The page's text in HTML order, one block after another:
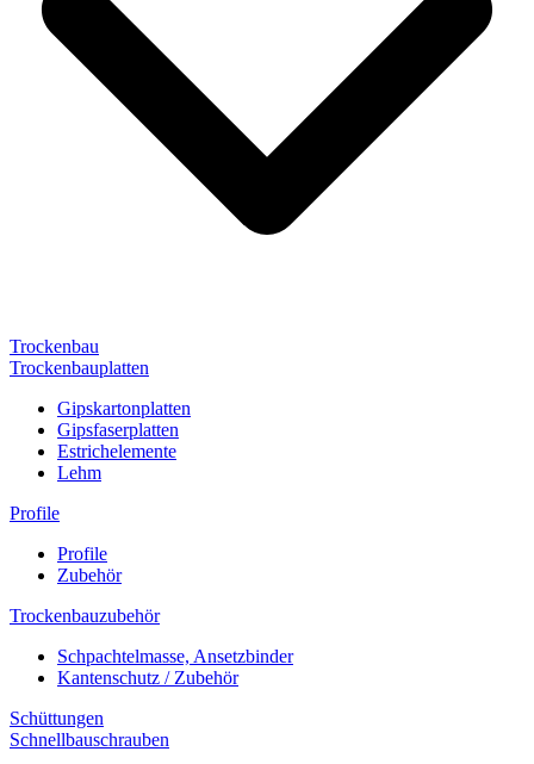
Trockenbau
Trockenbauplatten
Gipskartonplatten
Gipsfaserplatten
Estrichelemente
Lehm
Profile
Profile
Zubehör
Trockenbauzubehör
Schpachtelmasse, Ansetzbinder
Kantenschutz / Zubehör
Schüttungen
Schnellbauschrauben